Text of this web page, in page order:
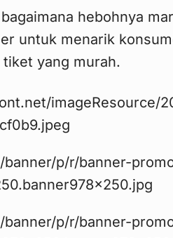
hebohnya
untuk menarik
yang murah.